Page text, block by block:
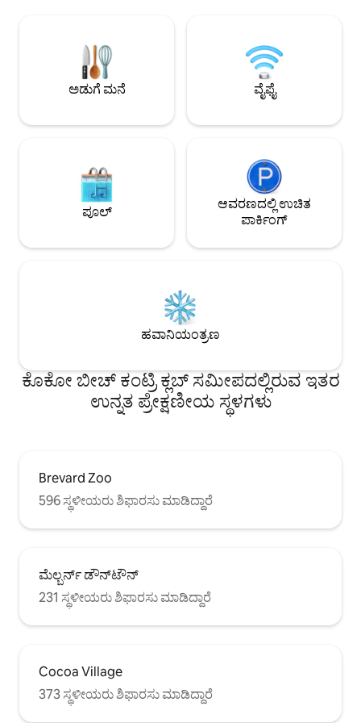
ಸಂಪೂರ್ಣವಾಗಿ ಸಂಗ್ರಹವಾಗಿರುವ ಅಡುಗೆಮನೆ +
ವಾಷರ್/ಡ್ರೈಯರ್. -ಬೀಚ್ ಕುರ್ಚಿಗಳು, ಛತ್ರಿ,
ಟವೆಲ್‌ಗಳು, ಆಟಿಕೆಗಳು — ಎಲ್ಲವನ್ನೂ ಸೇರಿಸಲಾಗಿದೆ.
- 2 ವಾಹನಗಳಿಗೆ ಉಚಿತ ಪಾರ್ಕಿಂಗ್. -ಸುರಕ್ಷಿತ,
ವನ್ಯಜೀವಿ ಮತ್ತು
ದೃಶ್ಯಗಳನ್ನು ಆನಂದಿಸುತ್ತಿರುವಾಗ.
ಸಮಯದಲ್ಲಿ ನೀವು
ಫಾಸ್ಟ್ ವೈಫೈ!
ಅಡುಗೆ ಮನೆ ವೈಫೈ
ಪೂಲ್
ಆವರಣದಲ್ಲಿ ಉಚಿತ
ಪಾರ್ಕಿಂಗ್
ಹವಾನಿಯಂತ್ರಣ
ಕೊಕೋ ಬೀಚ್ ಕಂಟ್ರಿ ಕ್ಲಬ್ ಸಮೀಪದಲ್ಲಿರುವ ಇತರ
ಉನ್ನತ ಪ್ರೇಕ್ಷಣೀಯ ಸ್ಥಳಗಳು
Brevard Zoo
596 ಸ್ಥಳೀಯರು ಶಿಫಾರಸು ಮಾಡಿದ್ದಾರೆ
ಮೆಲ್ಬರ್ನ್ ಡೌನ್‌ಟೌನ್
231 ಸ್ಥಳೀಯರು ಶಿಫಾರಸು ಮಾಡಿದ್ದಾರೆ
Cocoa Village
373 ಸ್ಥಳೀಯರು ಶಿಫಾರಸು ಮಾಡಿದ್ದಾರೆ